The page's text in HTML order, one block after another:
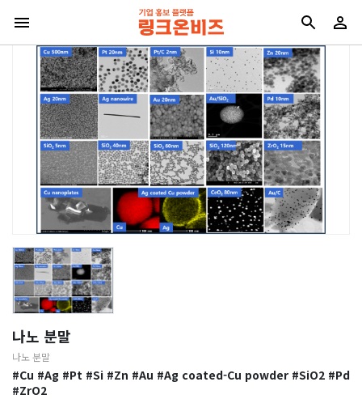
나노 분말
나노 분말
#Cu #Ag #Pt #Si #Zn #Au #Ag coated-Cu powder #SiO2 #Pd
#ZrO2